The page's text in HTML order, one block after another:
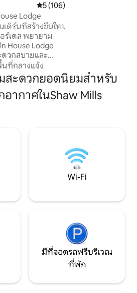
คะแนนเฉลี่ย 5 จาก 5, 106 รีวิว
5 (106)
Lodge
ดิร์นที่สร้างขึ้นใหม่
ยายาม
House Lodge
วกสบายและ
ตร์ * เครื่องชง
องล้างจาน *
แปรงสีฟันไฟฟ้า *
ภัย
ที่กลางแจ้ง
สะดวกยอดนิยมสำหรับ
ากาศในShaw Mills
Wi-Fi
มีที่จอดรถฟรีบริเวณ
ที่พัก